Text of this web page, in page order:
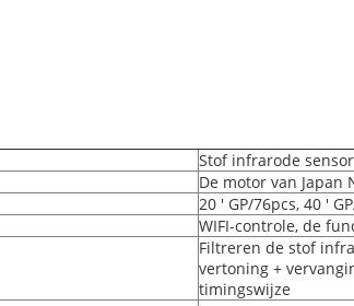
Stof infrarode sensor
De motor van Japan
20 ' GP/76pcs, 40 '
WIFI-controle, de
Filtreren de stof
vertoning +
timingswijze